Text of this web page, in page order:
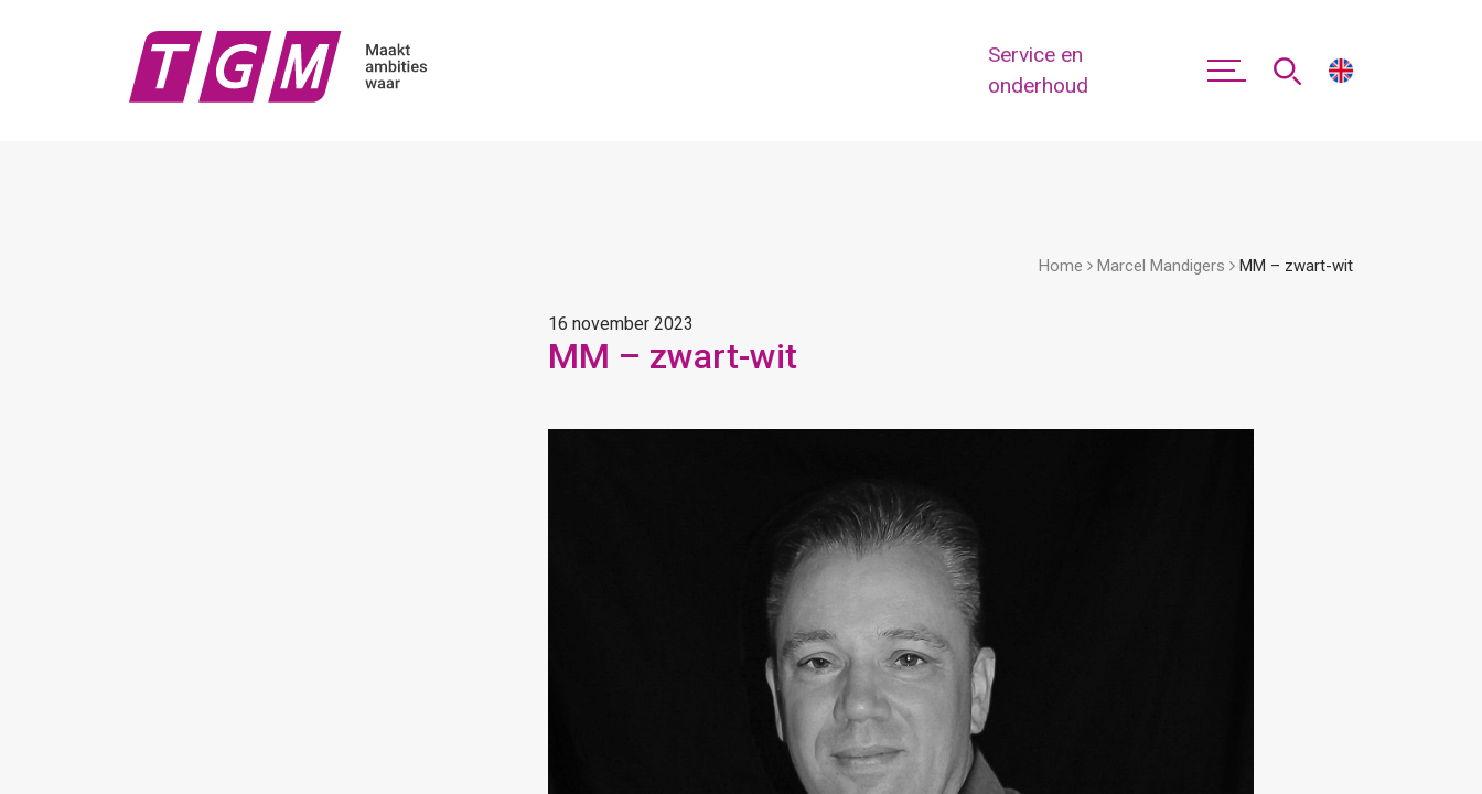
Service en
onderhoud
Home Marcel Mandigers MM – zwart-wit
16 november 2023
MM – zwart-wit